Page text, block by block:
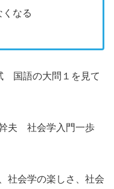
なる
国語の大問１を見て
夫 社会学入門一歩
社会学の楽しさ、社会